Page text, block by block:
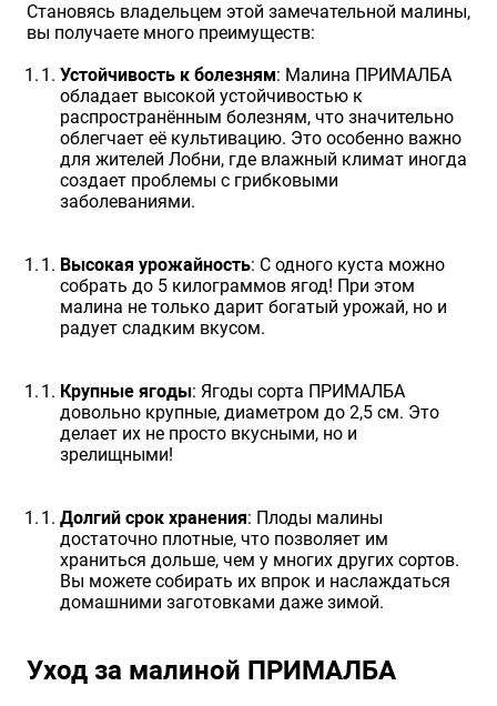
Становясь владельцем этой замечательной малины,
вы получаете много преимуществ:
Устойчивость к болезням: Малина ПРИМАЛБА
обладает высокой устойчивостью к
распространённым болезням, что значительно
облегчает её культивацию. Это особенно важно
для жителей Лобни, где влажный климат иногда
создает проблемы с грибковыми
заболеваниями.
Высокая урожайность: С одного куста можно
собрать до 5 килограммов ягод! При этом
малина не только дарит богатый урожай, но и
радует сладким вкусом.
Крупные ягоды: Ягоды сорта ПРИМАЛБА
довольно крупные, диаметром до 2,5 см. Это
делает их не просто вкусными, но и
зрелищными!
Долгий срок хранения: Плоды малины
достаточно плотные, что позволяет им
храниться дольше, чем у многих других сортов.
Вы можете собирать их впрок и наслаждаться
домашними заготовками даже зимой.
Уход за малиной ПРИМАЛБА